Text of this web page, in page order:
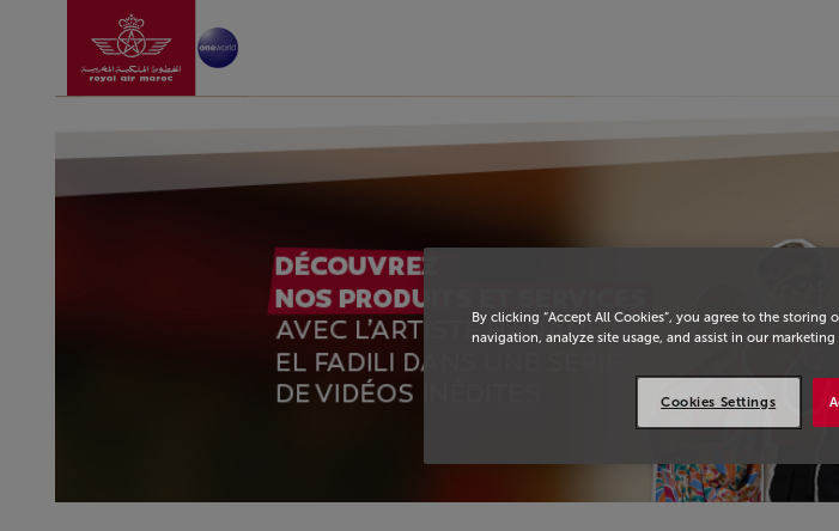
Saut au contenu principal
Aller à la page accueil
By clicking “Accept All Cookies”, you agree to the
navigation, analyze site usage, and assist in our marketing
Cookies Settings